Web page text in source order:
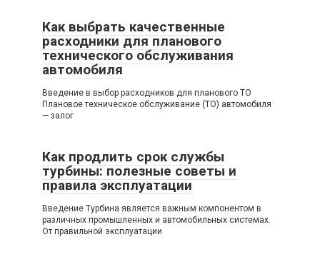
Как выбрать качественные
расходники для планового
технического обслуживания
автомобиля
Введение в выбор расходников для планового ТО
Плановое техническое обслуживание (ТО) автомобиля
— залог
Как продлить срок службы
турбины: полезные советы и
правила эксплуатации
Введение Турбина является важным компонентом в
различных промышленных и автомобильных системах.
От правильной эксплуатации